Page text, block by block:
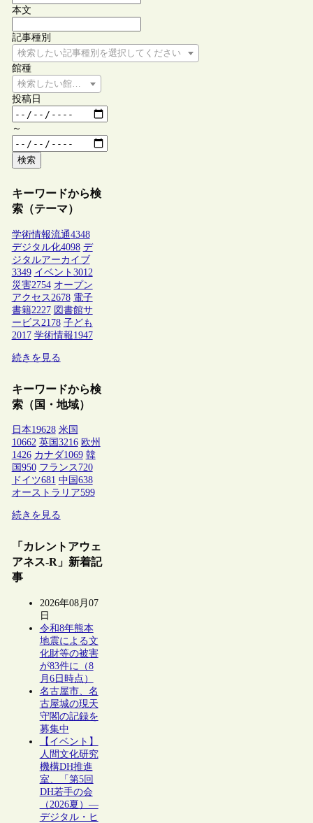
本文
記事種別
検索したい記事種別を選択してください
館種
検索したい館種を選択してください
投稿日
～
検索
キーワードから検
索（テーマ）
学術情報流通4348
デジタル化4098 デ
ジタルアーカイブ
3349 イベント 3012
災害2754 オープン
アクセス 2678 電子
書籍2227 図書館サ
ービス 2178 子ども
2017 学術情報1947
続きを見る
キーワードから検
索（国・地域）
日本19628 米国
10662 英国 3216 欧州
1426 カナダ1069 韓
国 950 フランス 720
ドイツ681 中国 638
オーストラリア599
続きを見る
「カレントアウェ
アネス-R」新着記
事
2026年08月07
日
令和8年熊本
地震による文
化財等の被害
が83件に（8
月6日時点）
名古屋市、名
古屋城の現天
守閣の記録を
募集中
【イベント】
人間文化研究
機構DH推進
室、「第5回
DH若手の会
（2026夏）―
デジタル・ヒ